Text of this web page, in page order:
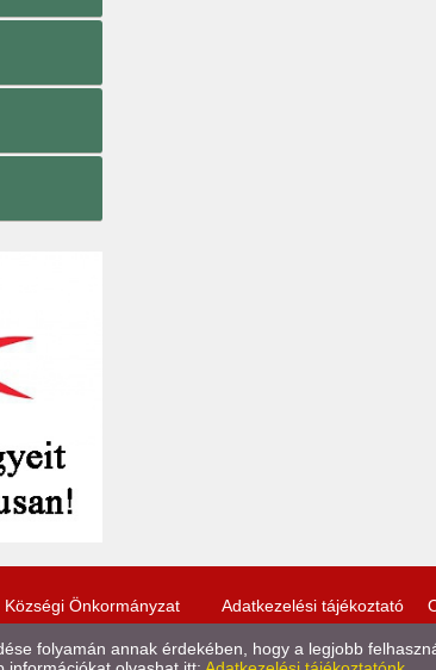
Önkormányzat Adatkezelési tájékoztató
folyamán annak érdekében, hogy a legjobb